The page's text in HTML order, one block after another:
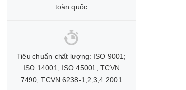
toàn quốc
Tiêu chuẩn chất lượng: ISO 9001;
ISO 14001; ISO 45001; TCVN
7490; TCVN 6238-1,2,3,4:2001